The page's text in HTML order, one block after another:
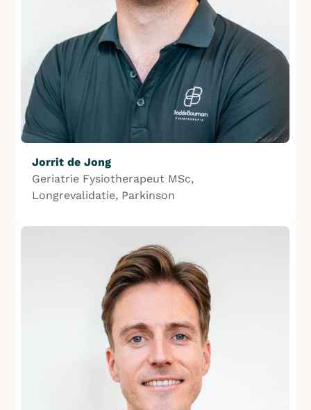
Jorrit de Jong
Geriatrie Fysiotherapeut MSc,
Longrevalidatie, Parkinson